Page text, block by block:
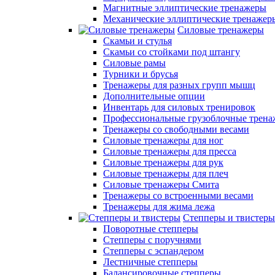
Магнитные эллиптические тренажеры
Механические эллиптические
Силовые тренажеры
Скамьи и стулья
Скамьи со стойками под штангу
Силовые рамы
Турники и брусья
Тренажеры для разных групп мышц
Дополнительные опции
Инвентарь для силовых тренировок
Профессиональные грузоблочные
Тренажеры со свободными весами
Силовые тренажеры для ног
Силовые тренажеры для пресса
Силовые тренажеры для рук
Силовые тренажеры для плеч
Силовые тренажеры Смита
Тренажеры со встроенными весами
Тренажеры для жима лежа
Степперы и твистеры
Поворотные степперы
Степперы с поручнями
Степперы с эспандером
Лестничные степперы
Балансировочные степперы